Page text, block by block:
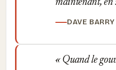
maintenant, en
DAVE BARRY
Quand le